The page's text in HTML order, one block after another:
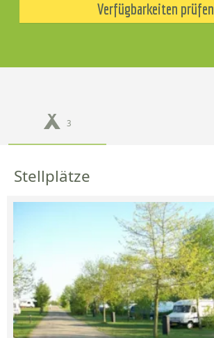
Verfügbarkeiten prüfen
3
Stellplätze